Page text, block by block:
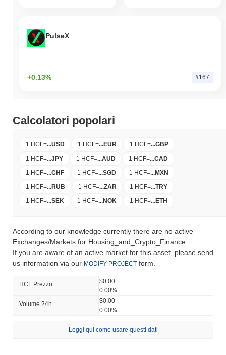
PulseX
+0.13% #167
Calcolatori popolari
1 HCF=...USD 1 HCF=...EUR 1 HCF=...GBP
1 HCF=...JPY 1 HCF=...AUD 1 HCF=...CAD
1 HCF=...CHF 1 HCF=...SGD 1 HCF=...MXN
1 HCF=...RUB 1 HCF=...ZAR 1 HCF=...TRY
1 HCF=...SEK 1 HCF=...NOK 1 HCF=...ETH
According to our knowledge currently there are no active
Exchanges/Markets for Housing_and_Crypto_Finance.
If you are aware of an active market for this asset, please send
us information via our MODIFY PROJECT form.
HCF Prezzo
$0.00
0.00%
Volume 24h
$0.00
0.00%
Leggi qui come usare questi dati